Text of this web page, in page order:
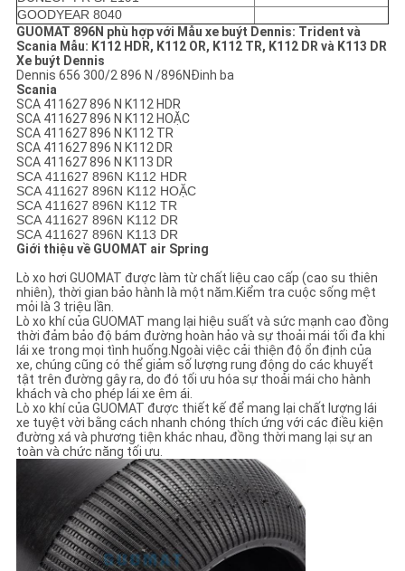
GOODYEAR 8040
GUOMAT 896N phù hợp với Mẫu xe buýt Dennis: Trident và
Scania Mẫu: K112 HDR, K112 OR, K112 TR, K112 DR và ​​K113 DR
Xe buýt Dennis
Dennis 656 300/2 896 N /896NĐinh ba
Scania
SCA 411627 896 N K112 HDR
SCA 411627 896 N K112 HOẶC
SCA 411627 896 N K112 TR
SCA 411627 896 N K112 DR
SCA 411627 896 N K113 DR
SCA 411627 896N K112 HDR
SCA 411627 896N K112 HOẶC
SCA 411627 896N K112 TR
SCA 411627 896N K112 DR
SCA 411627 896N K113 DR
Giới thiệu về GUOMAT air Spring
Lò xo hơi GUOMAT được làm từ chất liệu cao cấp (cao su thiên
nhiên), thời gian bảo hành là một năm.Kiểm tra cuộc sống mệt
mỏi là 3 triệu lần.
Lò xo khí của GUOMAT mang lại hiệu suất và sức mạnh cao đồng
thời đảm bảo độ bám đường hoàn hảo và sự thoải mái tối đa khi
lái xe trong mọi tình huống.Ngoài việc cải thiện độ ổn định của
xe, chúng cũng có thể giảm số lượng rung động do các khuyết
tật trên đường gây ra, do đó tối ưu hóa sự thoải mái cho hành
khách và cho phép lái xe êm ái.
Lò xo khí của GUOMAT được thiết kế để mang lại chất lượng lái
xe tuyệt vời bằng cách nhanh chóng thích ứng với các điều kiện
đường xá và phương tiện khác nhau, đồng thời mang lại sự an
toàn và chức năng tối ưu.